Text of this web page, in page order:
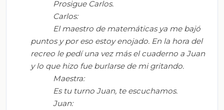
Prosigue Carlos.
Carlos:
El maestro de matemáticas ya me bajó
puntos y por eso estoy enojado. En la hora del
recreo le pedí una vez más el cuaderno a Juan
y lo que hizo fue burlarse de mi gritando.
Maestra:
Es tu turno Juan, te escuchamos.
Juan: